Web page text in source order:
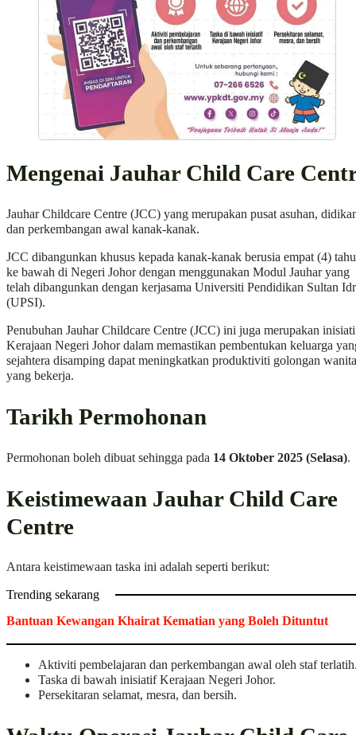
Mengenai Jauhar Child Care
Jauhar Childcare Centre (JCC) yang merupakan pusat asuhan,
dan perkembangan awal kanak-kanak.
JCC dibangunkan khusus kepada kanak-kanak berusia empat (4)
ke bawah di Negeri Johor dengan menggunakan Modul Jauhar yang
telah dibangunkan dengan kerjasama Universiti Pendidikan Sultan
(UPSI).
Penubuhan Jauhar Childcare Centre (JCC) ini juga merupakan
Kerajaan Negeri Johor dalam memastikan pembentukan keluarga
sejahtera disamping dapat meningkatkan produktiviti golongan wanita
yang bekerja.
Tarikh Permohonan
Permohonan boleh dibuat sehingga pada 14 Oktober 2025 (Selasa).
Keistimewaan Jauhar Child Care
Centre
Antara keistimewaan taska ini adalah seperti berikut:
Trending sekarang
Bantuan Kewangan Khairat Kematian yang Boleh Dituntut
Aktiviti pembelajaran dan perkembangan awal oleh staf
Taska di bawah inisiatif Kerajaan Negeri Johor.
Persekitaran selamat, mesra, dan bersih.